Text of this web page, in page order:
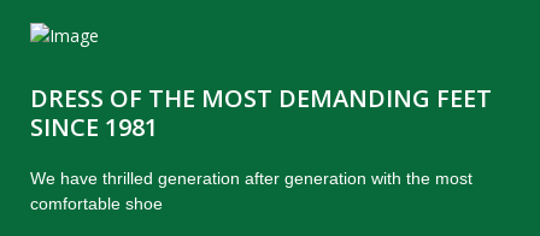
DRESS OF THE MOST DEMANDING FEET
SINCE 1981
We have thrilled generation after generation with the most
comfortable shoe